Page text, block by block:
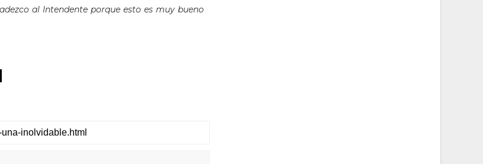
al Intendente porque esto es muy bueno